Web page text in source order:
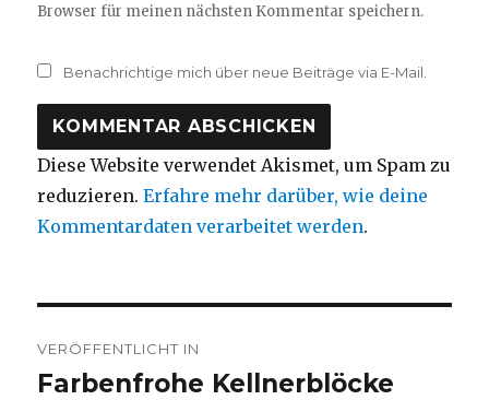
Browser für meinen nächsten Kommentar speichern.
Benachrichtige mich über neue Beiträge via E-Mail.
Diese Website verwendet Akismet, um Spam zu
reduzieren.Erfahre mehr darüber, wie deine
Kommentardaten verarbeitet werden.
VERÖFFENTLICHT IN
Farbenfrohe Kellnerblöcke